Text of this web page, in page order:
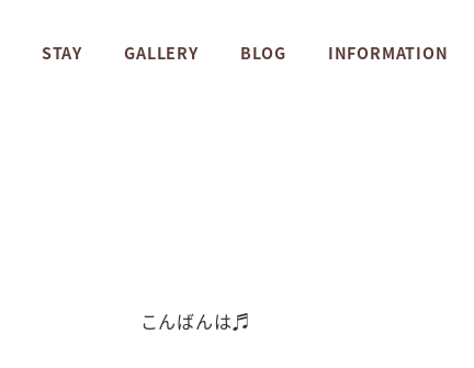
STAY GALLERY BLOG INFORMATION
こんばんは♬